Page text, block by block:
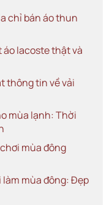
chỉ bán áo thun
lacoste thật và
thông tin về vải
mùa lạnh: Thời
mùa đông
mùa đông: Đẹp